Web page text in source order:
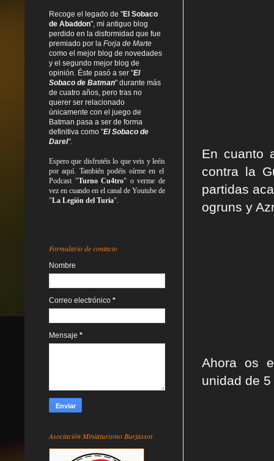
En cuanto
contra la
partidas
ogruns y
Ahora os
unidad de
Recoge el legado de "El Sobaco
de Abaddon", mi antiguo blog
perdido en la disformidad que fue
premiado por la Forja de Marte
como el mejor blog de novedades
y el segundo mejor blog de
opinión. Éste pasó a ser "El
Sobaco de Batman" durante más
de cuatro años, pero tras no
querer ser relacionado
únicamente con el juego de
Batman pasa a ser de forma
definitiva como "El Sobaco de
Darel".
Espero que disfrutéis lo queveis yleéis
por aquí. También podéis oírme en el
Podcast "Turno Cu4tro" o verme de
vez en cuando en el canal de Youtube de
"La Legión del Turia".
Formulario de contacto
Nombre
Correo electrónico *
Mensaje *
Asociación Miniaturismo Burjassot